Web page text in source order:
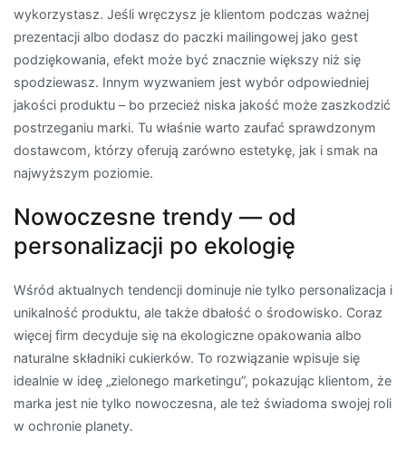
wykorzystasz. Jeśli wręczysz je klientom podczas ważnej
prezentacji albo dodasz do paczki mailingowej jako gest
podziękowania, efekt może być znacznie większy niż się
spodziewasz. Innym wyzwaniem jest wybór odpowiedniej
jakości produktu – bo przecież niska jakość może zaszkodzić
postrzeganiu marki. Tu właśnie warto zaufać sprawdzonym
dostawcom, którzy oferują zarówno estetykę, jak i smak na
najwyższym poziomie.
Nowoczesne trendy — od
personalizacji po ekologię
Wśród aktualnych tendencji dominuje nie tylko personalizacja i
unikalność produktu, ale także dbałość o środowisko. Coraz
więcej firm decyduje się na ekologiczne opakowania albo
naturalne składniki cukierków. To rozwiązanie wpisuje się
idealnie w ideę „zielonego marketingu”, pokazując klientom, że
marka jest nie tylko nowoczesna, ale też świadoma swojej roli
w ochronie planety.